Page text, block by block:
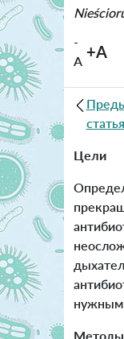
-
A +A
статья
Цели
Методы